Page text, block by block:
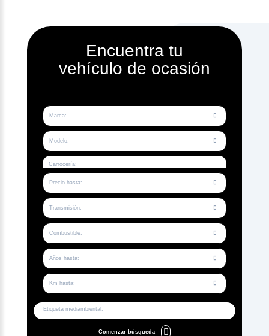
Encuentra tu
vehículo de ocasión
Marca
Modelo
Carrocería:
Precio hasta
Transmisión
Combustible
Años hasta
Km hasta
Etiqueta mediambiental:
Comenzar búsqueda